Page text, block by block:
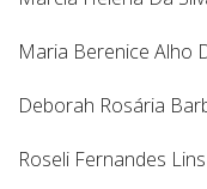
Maria Berenice Alho
Deborah Rosária
Roseli Fernandes